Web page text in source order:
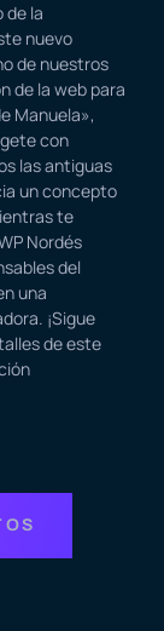
de la
nuevo
de nuestros
de la web para
Manuela»,
con
las antiguas
un concepto
te
Nordés
del
una
¡Sigue
de este